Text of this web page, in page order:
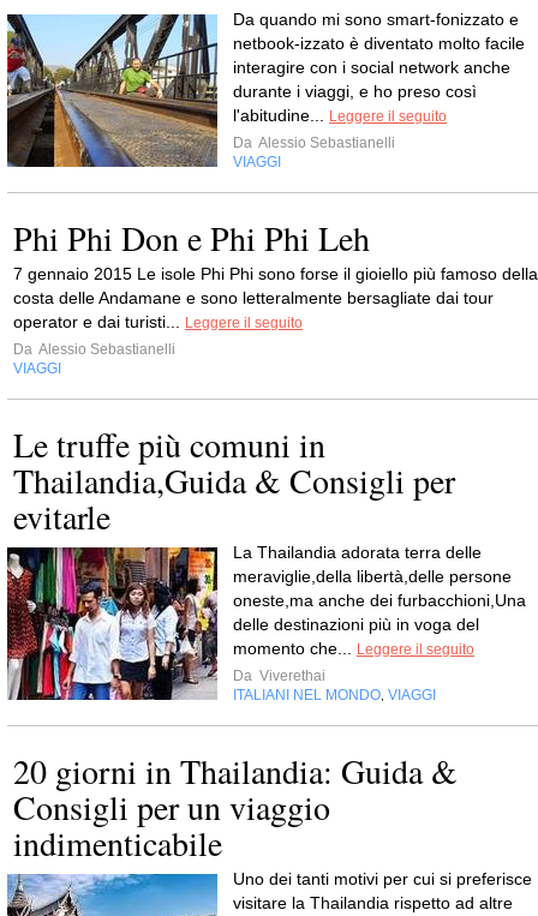
Da quando mi sono smart-fonizzato e
netbook-izzato è diventato molto facile
interagire con i social network anche
durante i viaggi, e ho preso così
l'abitudine...
Leggere il seguito
Da Alessio Sebastianelli
VIAGGI
Phi Phi Don e Phi Phi Leh
7 gennaio 2015 Le isole Phi Phi sono forse il gioiello più famoso della
costa delle Andamane e sono letteralmente bersagliate dai tour
operator e dai turisti...
Leggere il seguito
Da Alessio Sebastianelli
VIAGGI
Le truffe più comuni in
Thailandia,Guida & Consigli per
evitarle
La Thailandia adorata terra delle
meraviglie,della libertà,delle persone
oneste,ma anche dei furbacchioni,Una
delle destinazioni più in voga del
momento che...
Leggere il seguito
Da Viverethai
ITALIANI NEL MONDO VIAGGI
20 giorni in Thailandia: Guida &
Consigli per un viaggio
indimenticabile
Uno dei tanti motivi per cui si preferisce
visitare la Thailandia rispetto ad altre